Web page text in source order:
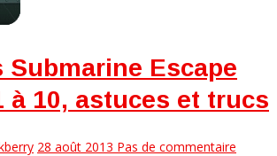
Escape
à 10, astuces et trucs
28 août 2013 Pas de commentaire